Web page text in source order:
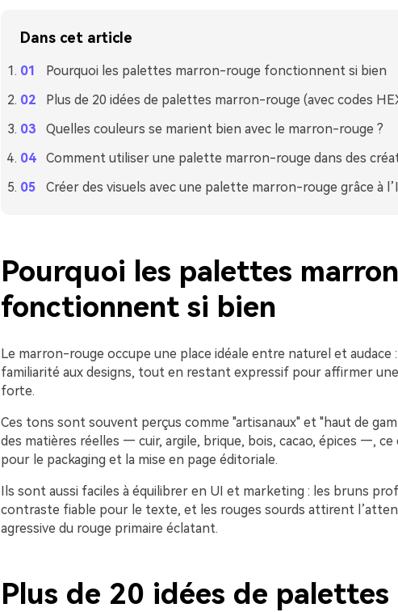
Dans cet article
Pourquoi les palettes marron-rouge fonctionnent si bien
Plus de 20 idées de palettes marron-rouge (avec codes
Quelles couleurs se marient bien avec le marron-rouge ?
Comment utiliser une palette marron-rouge dans des
Créer des visuels avec une palette marron-rouge grâce à
Pourquoi les palettes
fonctionnent si bien
Le marron-rouge occupe une place idéale entre naturel et audace
familiarité aux designs, tout en restant expressif pour affirmer
forte.
Ces tons sont souvent perçus comme "artisanaux" et "haut de
des matières réelles — cuir, argile, brique, bois, cacao, épices —, ce
pour le packaging et la mise en page éditoriale.
Ils sont aussi faciles à équilibrer en UI et marketing : les bruns
contraste fiable pour le texte, et les rouges sourds attirent
agressive du rouge primaire éclatant.
Plus de 20 idées de